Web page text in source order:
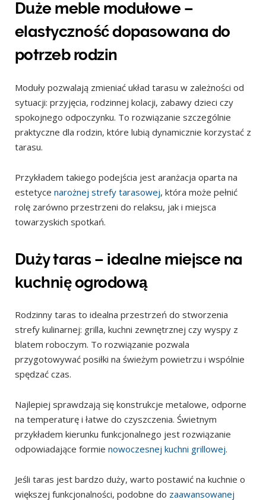
Duże meble modułowe –
elastyczność dopasowana do
potrzeb rodzin
Moduły pozwalają zmieniać układ tarasu w zależności od
sytuacji: przyjęcia, rodzinnej kolacji, zabawy dzieci czy
spokojnego odpoczynku. To rozwiązanie szczególnie
praktyczne dla rodzin, które lubią dynamicznie korzystać z
tarasu.
Przykładem takiego podejścia jest aranżacja oparta na
estetyce narożnej strefy tarasowej, która może pełnić
rolę zarówno przestrzeni do relaksu, jak i miejsca
towarzyskich spotkań.
Duży taras – idealne miejsce na
kuchnię ogrodową
Rodzinny taras to idealna przestrzeń do stworzenia
strefy kulinarnej: grilla, kuchni zewnętrznej czy wyspy z
blatem roboczym. To rozwiązanie pozwala
przygotowywać posiłki na świeżym powietrzu i wspólnie
spędzać czas.
Najlepiej sprawdzają się konstrukcje metalowe, odporne
na temperaturę i łatwe do czyszczenia. Świetnym
przykładem kierunku funkcjonalnego jest rozwiązanie
odpowiadające formie nowoczesnej kuchni grillowej.
Jeśli taras jest bardzo duży, warto postawić na kuchnie o
większej funkcjonalności, podobne do zaawansowanej